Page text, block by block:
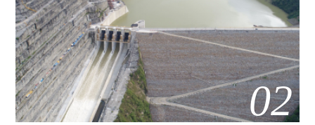
02